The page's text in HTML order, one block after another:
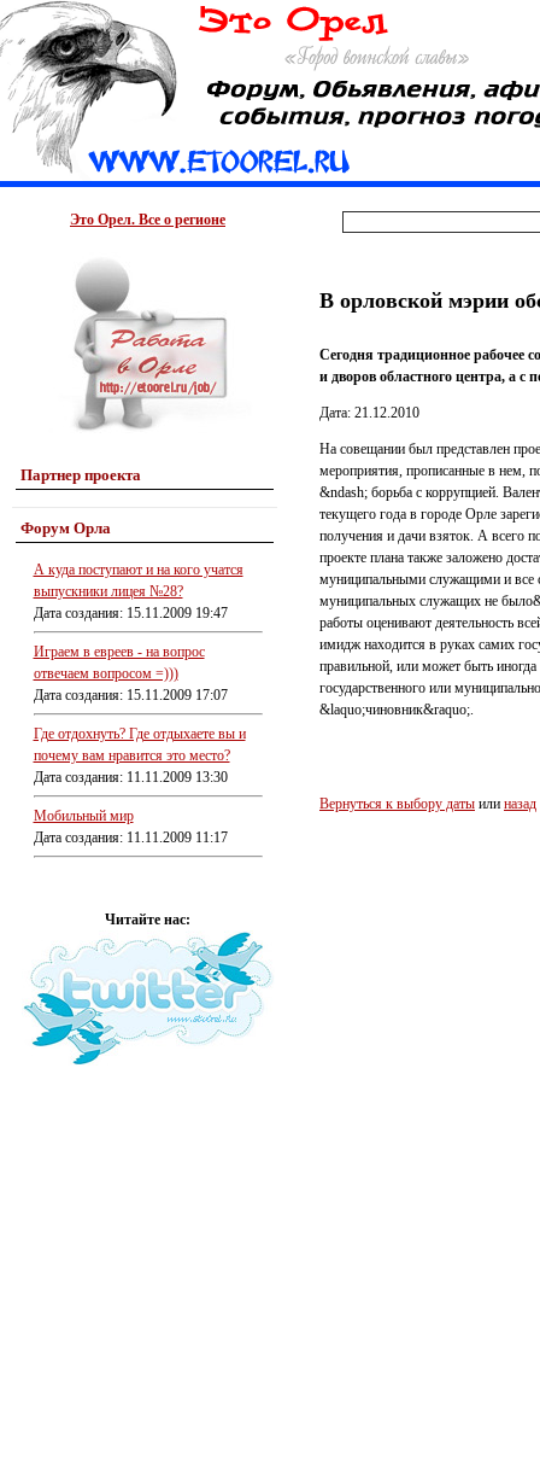
Это Орел. Все о регионе
Партнер проекта
Форум Орла
А куда поступают и на кого учатся
выпускники лицея №28?
Дата создания: 15.11.2009 19:47
Играем в евреев - на вопрос
отвечаем вопросом =)))
Дата создания: 15.11.2009 17:07
Где отдохнуть? Где отдыхаете вы и
почему вам нравится это место?
Дата создания: 11.11.2009 13:30
Мобильный мир
Дата создания: 11.11.2009 11:17
Читайте нас:
В орловской мэрии
Сегодня традиционное рабочее
и дворов областного центра, а с
Дата: 21.12.2010
На совещании был представлен
мероприятия, прописанные в нем,
&ndash; борьба с коррупцией.
текущего года в городе Орле
получения и дачи взяток. А всего
проекте плана также заложено
муниципальными служащими и все
муниципальных служащих не
работы оценивают деятельность
имидж находится в руках самих
правильной, или может быть
государственного или
&laquo;чиновник&raquo;.
Вернуться к выбору даты или назад